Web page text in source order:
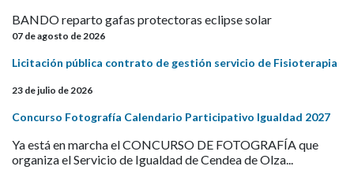
BANDO reparto gafas protectoras eclipse solar
07 de agosto de 2026
Licitación pública contrato de gestión servicio de Fisioterapia
23 de julio de 2026
Concurso Fotografía Calendario Participativo Igualdad 2027
Ya está en marcha el CONCURSO DE FOTOGRAFÍA que
organiza el Servicio de Igualdad de Cendea de Olza...